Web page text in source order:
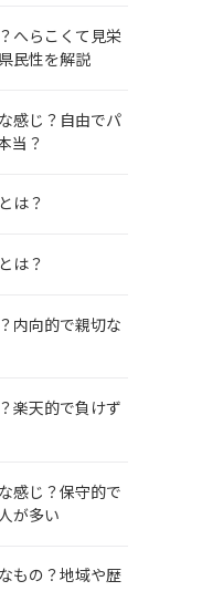
へらこくて見栄
民性を解説
感じ？自由でパ
当？
は？
は？
内向的で親切な
楽天的で負けず
感じ？保守的で
が多い
もの？地域や歴